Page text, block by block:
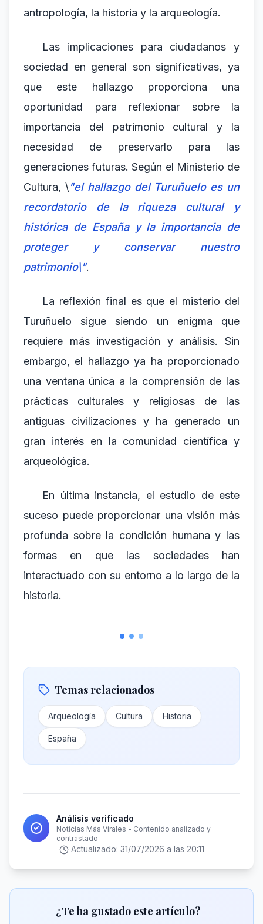
antropología, la historia y la arqueología.
Las implicaciones para ciudadanos y
sociedad en general son significativas, ya
que este hallazgo proporciona una
oportunidad para reflexionar sobre la
importancia del patrimonio cultural y la
necesidad de preservarlo para las
generaciones futuras. Según el Ministerio de
Cultura, \"el hallazgo del Turuñuelo es un
recordatorio de la riqueza cultural y
histórica de España y la importancia de
proteger y conservar nuestro
patrimonio\".
La reflexión final es que el misterio del
Turuñuelo sigue siendo un enigma que
requiere más investigación y análisis. Sin
embargo, el hallazgo ya ha proporcionado
una ventana única a la comprensión de las
prácticas culturales y religiosas de las
antiguas civilizaciones y ha generado un
gran interés en la comunidad científica y
arqueológica.
En última instancia, el estudio de este
suceso puede proporcionar una visión más
profunda sobre la condición humana y las
formas en que las sociedades han
interactuado con su entorno a lo largo de la
historia.
Temas relacionados
Arqueología Cultura Historia
España
Análisis verificado
Noticias Más Virales - Contenido analizado y
contrastado
Actualizado: 31/07/2026 a las 20:11
¿Te ha gustado este artículo?